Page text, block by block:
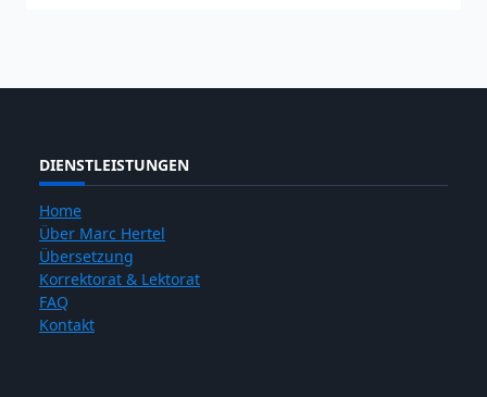
DIENSTLEISTUNGEN
Home
Über Marc Hertel
Übersetzung
Korrektorat & Lektorat
FAQ
Kontakt